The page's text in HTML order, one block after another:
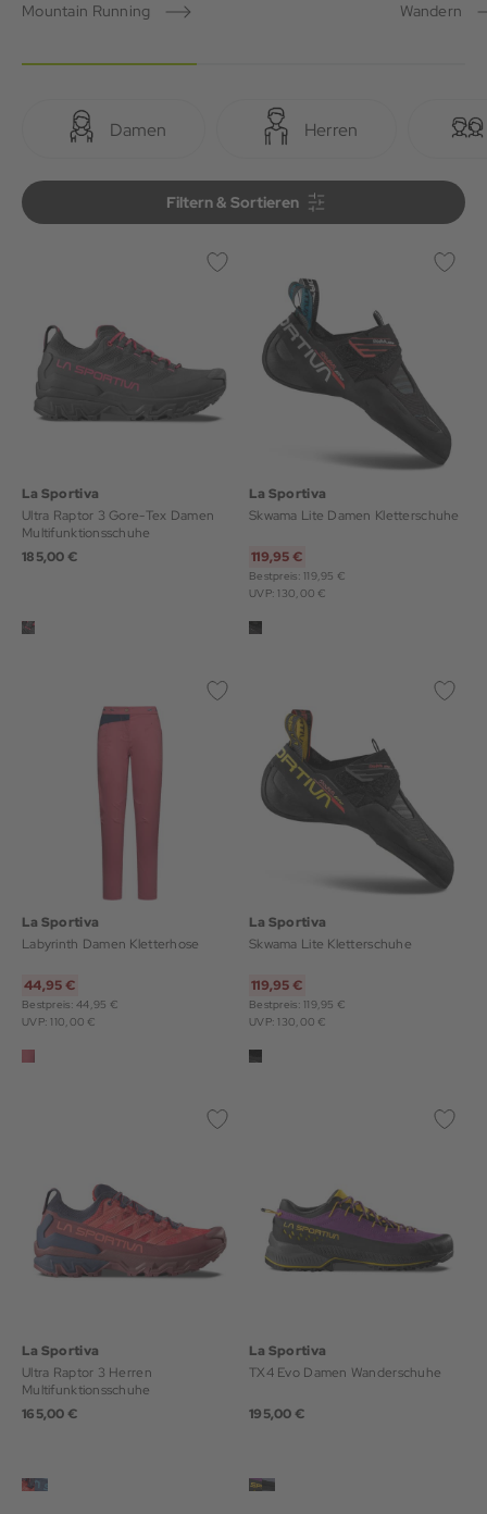
Mountain Running Wandern
Damen Herren
Filtern & Sortieren
Filtern & Sortieren
La Sportiva
Ultra Raptor 3 Gore-Tex Damen
Multifunktionsschuhe
185,00 €
La Sportiva
Skwama Lite Damen Kletterschuhe
119,95 €
Bestpreis: 119,95 €
UVP: 130,00 €
La Sportiva
Labyrinth Damen Kletterhose
44,95 €
Bestpreis: 44,95 €
UVP: 110,00 €
La Sportiva
Skwama Lite Kletterschuhe
119,95 €
Bestpreis: 119,95 €
UVP: 130,00 €
La Sportiva
Ultra Raptor 3 Herren
Multifunktionsschuhe
165,00 €
La Sportiva
TX4 Evo Damen Wanderschuhe
195,00 €